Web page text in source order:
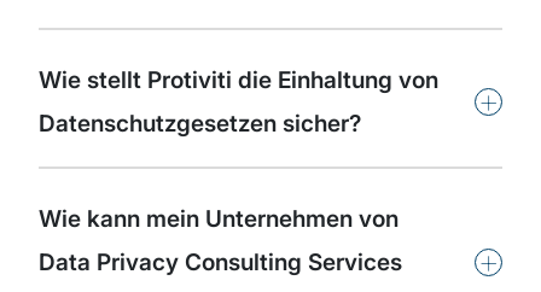
Wie stellt Protiviti die Einhaltung von
Datenschutzgesetzen sicher?
+
Wie kann mein Unternehmen von
Data Privacy Consulting Services
+